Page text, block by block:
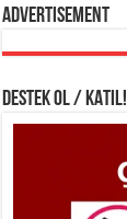
Advertisement
DESTEK OL / KATIL!